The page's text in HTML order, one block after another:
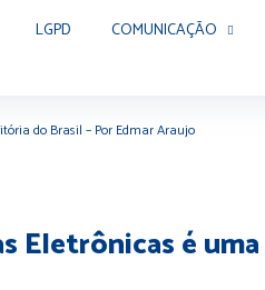
LGPD COMUNICAÇÃO
do Brasil – Por Edmar Araujo
Eletrônicas é